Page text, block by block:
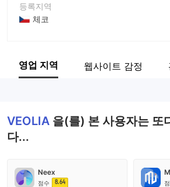
등록지역
체코
회사 전체 이름
영업 지역 웹사이트 감정
VEOLIA 을(를) 본 사용자는 또
다...
Neex
점수 8.64